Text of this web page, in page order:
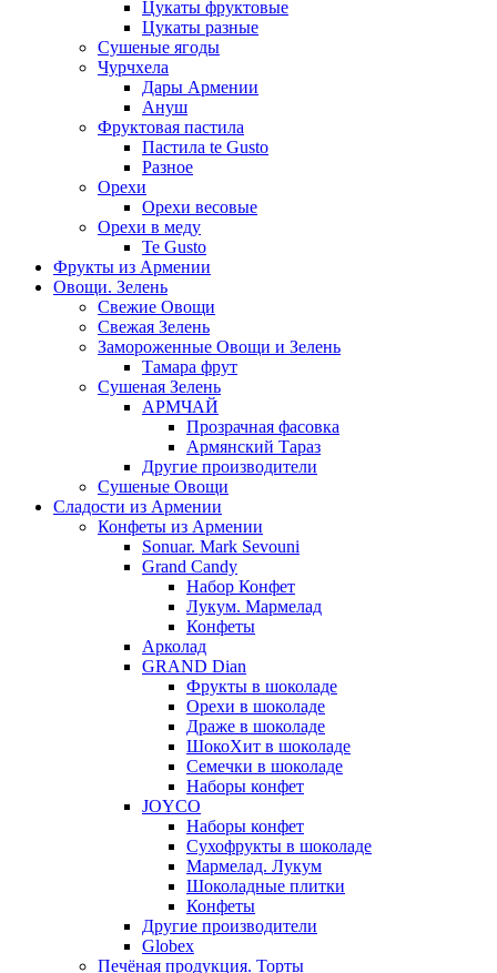
Цукаты фруктовые
Цукаты разные
Сушеные ягоды
Чурчхела
Дары Армении
Ануш
Фруктовая пастила
Пастила te Gusto
Разное
Орехи
Орехи весовые
Орехи в меду
Te Gusto
Фрукты из Армении
Овощи. Зелень
Свежие Овощи
Свежая Зелень
Замороженные Овощи и Зелень
Тамара фрут
Сушеная Зелень
АРМЧАЙ
Прозрачная фасовка
Армянский Тараз
Другие производители
Сушеные Овощи
Сладости из Армении
Конфеты из Армении
Sonuar. Mark Sevouni
Grand Candy
Набор Конфет
Лукум. Мармелад
Конфеты
Арколад
GRAND Dian
Фрукты в шоколаде
Орехи в шоколаде
Драже в шоколаде
ШокоХит в шоколаде
Семечки в шоколаде
Наборы конфет
JOYCO
Наборы конфет
Сухофрукты в шоколаде
Мармелад. Лукум
Шоколадные плитки
Конфеты
Другие производители
Globex
Печёная продукция. Торты